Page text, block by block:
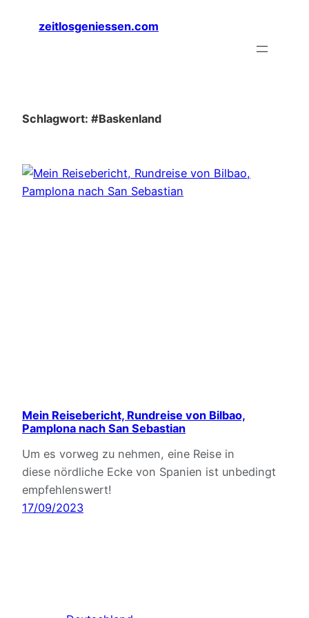
zeitlosgeniessen.com
Schlagwort: #Baskenland
Mein Reisebericht, Rundreise von Bilbao,
Pamplona nach San Sebastian
Um es vorweg zu nehmen, eine Reise in
diese nördliche Ecke von Spanien ist unbedingt
empfehlenswert!
17/09/2023